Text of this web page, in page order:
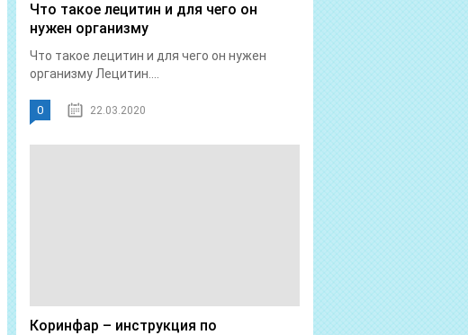
Что такое лецитин и для чего он
нужен организму
Что такое лецитин и для чего он нужен
организму Лецитин....
0 22.03.2020
Коринфар – инструкция по